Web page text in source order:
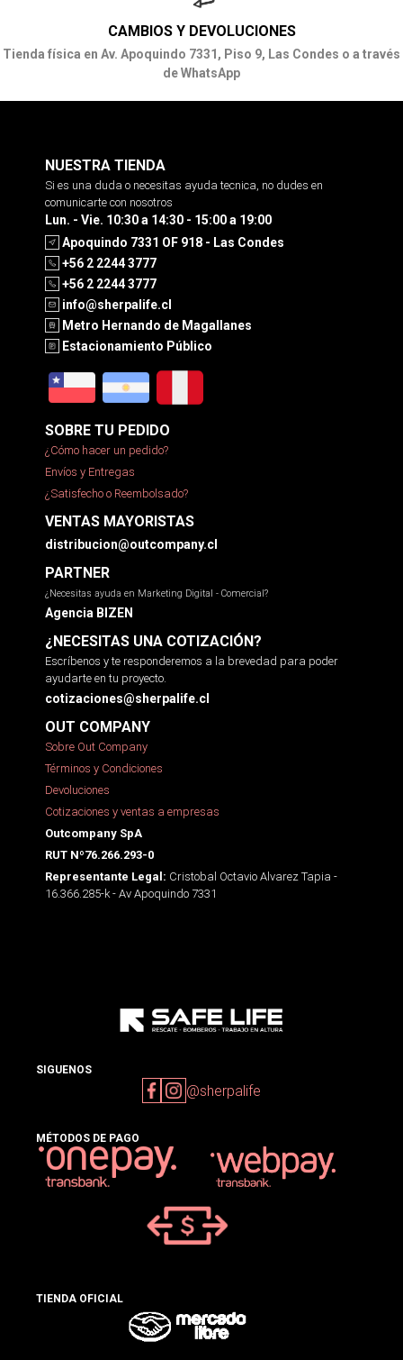
CAMBIOS Y DEVOLUCIONES
Tienda física en Av. Apoquindo 7331, Piso 9, Las Condes o a través
de WhatsApp
NUESTRA TIENDA
Si es una duda o necesitas ayuda tecnica, no dudes en
comunicarte con nosotros
Lun. - Vie. 10:30 a 14:30 - 15:00 a 19:00
Apoquindo 7331 OF 918 - Las Condes
+56 2 2244 3777
+56 2 2244 3777
info@sherpalife.cl
Metro Hernando de Magallanes
Estacionamiento Público
SOBRE TU PEDIDO
¿Cómo hacer un pedido?
Envíos y Entregas
¿Satisfecho o Reembolsado?
VENTAS MAYORISTAS
distribucion@outcompany.cl
PARTNER
¿Necesitas ayuda en Marketing Digital - Comercial?
Agencia BIZEN
¿NECESITAS UNA COTIZACIÓN?
Escríbenos y te responderemos a la brevedad para poder
ayudarte en tu proyecto.
cotizaciones@sherpalife.cl
OUT COMPANY
Sobre Out Company
Términos y Condiciones
Devoluciones
Cotizaciones y ventas a empresas
Outcompany SpA
RUT Nº76.266.293-0
Representante Legal: Cristobal Octavio Alvarez Tapia -
16.366.285-k - Av Apoquindo 7331
SIGUENOS
@sherpalife
MÉTODOS DE PAGO
TIENDA OFICIAL